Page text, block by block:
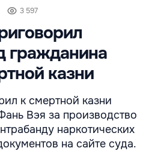
3 597
гражданина
казни
к смертной казни
Вэя за производство
наркотических
на сайте суда.